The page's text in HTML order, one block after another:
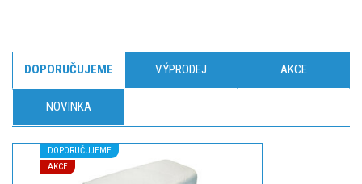
DOPORUČUJEME VÝPRODEJ AKCE
NOVINKA
DOPORUČUJEME
AKCE